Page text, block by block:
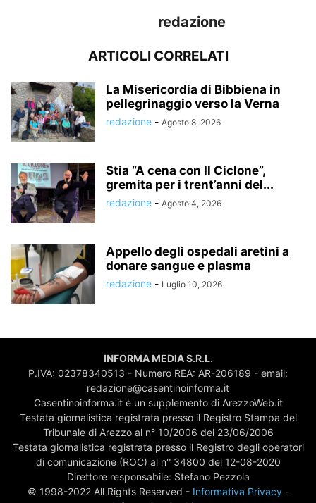
redazione
ARTICOLI CORRELATI
La Misericordia di Bibbiena in
pellegrinaggio verso la Verna
redazione - Agosto 8, 2026
Stia “A cena con Il Ciclone”,
gremita per i trent’anni del...
redazione - Agosto 4, 2026
Appello degli ospedali aretini a
donare sangue e plasma
redazione - Luglio 10, 2026
INFORMA MEDIA S.R.L.
P.IVA: 02378340513 - Numero REA: AR-206189 - email:
redazione@casentinoinforma.it
Casentinoinforma.it è un supplemento di ArezzoWeb.it
Testata giornalistica registrata presso il Registro Stampa del
Tribunale di Arezzo al n° 10/2006 del 23/06/2006
Testata giornalistica registrata presso il Registro degli operatori
di comunicazione (ROC) al n° 34800 del 12-08-2020
Direttore responsabile: Stefano Pezzola
© 1998-2022 All Rights Reserved - Informativa Privacy-